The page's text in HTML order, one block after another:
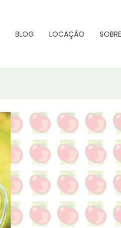
BLOG LOCAÇÃO